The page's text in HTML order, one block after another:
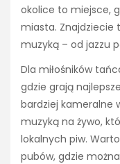
okolice to miejsce,
miasta. Znajdziecie
muzyką – od jazzu
Dla miłośników
gdzie grają
bardziej kameralne
muzyką na żywo,
lokalnych piw.
pubów, gdzie